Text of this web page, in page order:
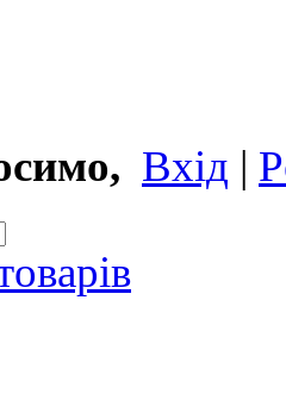
Вхід |